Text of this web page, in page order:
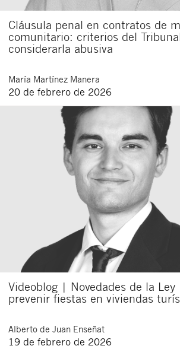
Cláusula penal en contratos de
comunitario: criterios del
considerarla abusiva
María Martínez Manera
20 de febrero de 2026
Videoblog | Novedades de la
prevenir fiestas en viviendas
Alberto de Juan Enseñat
19 de febrero de 2026